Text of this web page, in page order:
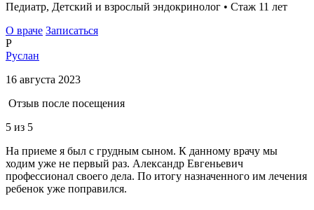
Педиатр, Детский и взрослый эндокринолог • Стаж 11 лет
О враче Записаться
Р
Руслан
16 августа 2023
Отзыв после посещения
5 из 5
На приеме я был с грудным сыном. К данному врачу мы
ходим уже не первый раз. Александр Евгеньевич
профессионал своего дела. По итогу назначенного им лечения
ребенок уже поправился.